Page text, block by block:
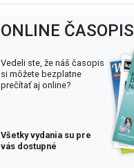
ONLINE ČASOPIS
Vedeli ste, že náš časopis
si môžete bezplatne
prečítať aj online?
Všetky vydania su pre
vás dostupné